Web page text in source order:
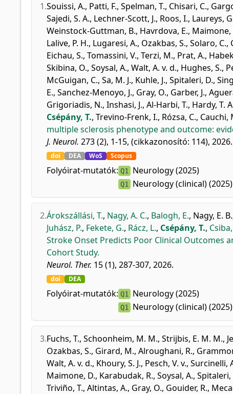
1.Souissi, A., Patti, F., Spelman, T., Chisari, C.,
Sajedi, S. A., Lechner-Scott, J., Roos, I., Laureys,
Weinstock-Guttman, B., Havrdova, E., Maimone,
Lalive, P. H., Lugaresi, A., Ozakbas, S., Solaro, C.,
Eichau, S., Tomassini, V., Terzi, M., Prat, A.,
Skibina, O., Soysal, A., Walt, A. v. d., Hughes, S.,
McGuigan, C., Sa, M. J., Kuhle, J., Spitaleri, D.,
E., Sanchez-Menoyo, J., Gray, O., Garber, J.,
Grigoriadis, N., Inshasi, J., Al-Harbi, T., Hardy, T.
Csépány, T., Trevino-Frenk, I., Rózsa, C., Cauchi,
multiple sclerosis phenotype and outcome:
J. Neurol. 273 (2), 1-15, (cikkazonosító: 114), 2026.
doi DEA WoS Scopus
Folyóirat-mutatók: Q1 Neurology (2025)
Q1 Neurology (clinical) (2025)
2.Árokszállási, T., Nagy, A. C., Balogh, E., Nagy, E. B.
Juhász, P., Fekete, G., Rácz, L., Csépány, T.,
Stroke Onset Predicts Poor Clinical Outcomes
Cohort Study.
Neurol. Ther. 15 (1), 287-307, 2026.
doi DEA
Folyóirat-mutatók: Q1 Neurology (2025)
Q1 Neurology (clinical) (2025)
3.Fuchs, T., Schoonheim, M. M., Strijbis, E. M. M.,
Ozakbas, S., Girard, M., Alroughani, R.,
Walt, A. v. d., Khoury, S. J., Pesch, V. v., Surcinelli,
Maimone, D., Karabudak, R., Soysal, A., Spitaleri,
Triviño, T., Altintas, A., Gray, O., Gouider, R.,